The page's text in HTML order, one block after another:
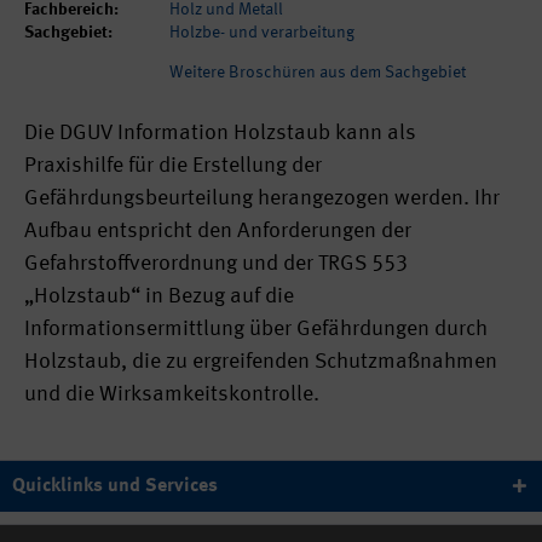
Fachbereich:
Holz und Metall
Sachgebiet:
Holzbe- und verarbeitung
Weitere Broschüren aus dem Sachgebiet
Die DGUV Information Holzstaub kann als
Praxishilfe für die Erstellung der
Gefährdungsbeurteilung herangezogen werden. Ihr
Aufbau entspricht den Anforderungen der
Gefahrstoffverordnung und der TRGS 553
„Holzstaub“ in Bezug auf die
Informationsermittlung über Gefährdungen durch
Holzstaub, die zu ergreifenden Schutzmaßnahmen
und die Wirksamkeitskontrolle.
Quicklinks und Services